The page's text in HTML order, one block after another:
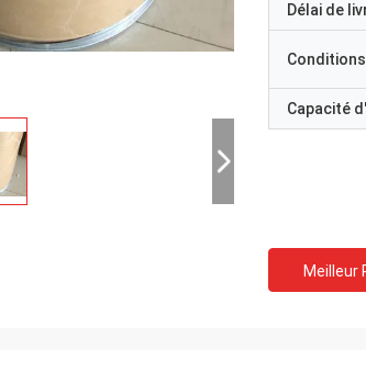
Délai de
Capacité
Meilleur